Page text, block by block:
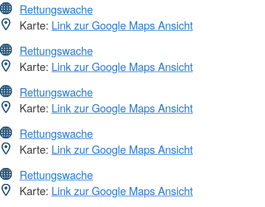
Rettungswache
Karte: Link zur Google Maps Ansicht
Rettungswache
Karte: Link zur Google Maps Ansicht
Rettungswache
Karte: Link zur Google Maps Ansicht
Rettungswache
Karte: Link zur Google Maps Ansicht
Rettungswache
Karte: Link zur Google Maps Ansicht